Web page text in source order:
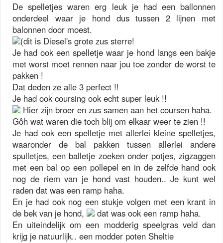
De spelletjes waren erg leuk je had een ballonnen
onderdeel waar je hond dus tussen 2 lijnen met
balonnen door moest.
(dit is Diesel's grote zus sterre!
Je had ook een spelletje waar je hond langs een bakje
met worst moet rennen naar jou toe zonder de worst te
pakken !
Dat deden ze alle 3 perfect !!
Je had ook coursing ook echt super leuk !!
Hier zijn broer en zus samen aan het coursen haha.
Gôh wat waren die toch blij om elkaar weer te zien !!
Je had ook een spelletje met allerlei kleine spelletjes,
waaronder de bal pakken tussen allerlei andere
spulletjes, een balletje zoeken onder potjes, zigzaggen
met een bal op een pollepel en in de zelfde hand ook
nog de riem van je hond vast houden.. Je kunt wel
raden dat was een ramp haha.
En je had ook nog een stukje volgen met een krant in
de bek van je hond,
dat was ook een ramp haha.
En uiteindelijk om een modderig speelgras veld dan
krijg je natuurlijk.. een modder poten Sheltie